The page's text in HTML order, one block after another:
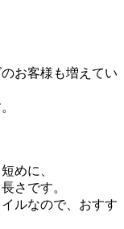
お客様も増えてい
めに、
さです。
ルなので、おすす